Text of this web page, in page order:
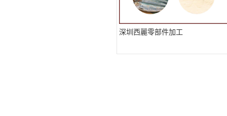
深圳西麗零部件加工